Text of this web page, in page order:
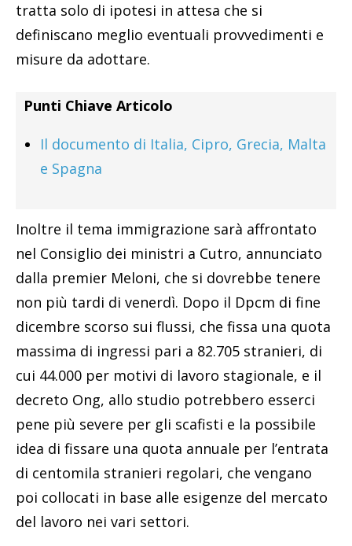
tratta solo di ipotesi in attesa che si
definiscano meglio eventuali provvedimenti e
misure da adottare.
Punti Chiave Articolo
Il documento di Italia, Cipro, Grecia, Malta
e Spagna
Inoltre il tema immigrazione sarà affrontato
nel Consiglio dei ministri a Cutro, annunciato
dalla premier Meloni, che si dovrebbe tenere
non più tardi di venerdì. Dopo il Dpcm di fine
dicembre scorso sui flussi, che fissa una quota
massima di ingressi pari a 82.705 stranieri, di
cui 44.000 per motivi di lavoro stagionale, e il
decreto Ong, allo studio potrebbero esserci
pene più severe per gli scafisti e la possibile
idea di fissare una quota annuale per l’entrata
di centomila stranieri regolari, che vengano
poi collocati in base alle esigenze del mercato
del lavoro nei vari settori.